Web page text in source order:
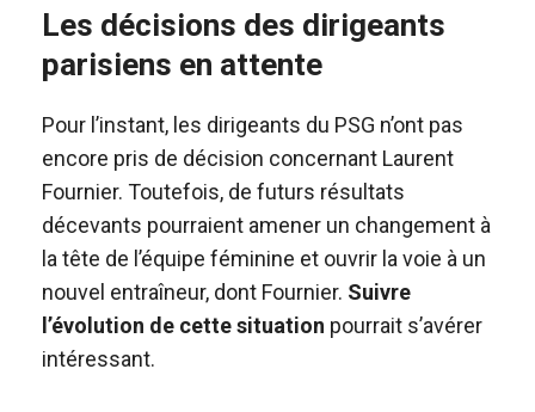
Les décisions des dirigeants
parisiens en attente
Pour l’instant, les dirigeants du PSG n’ont pas
encore pris de décision concernant Laurent
Fournier. Toutefois, de futurs résultats
décevants pourraient amener un changement à
la tête de l’équipe féminine et ouvrir la voie à un
nouvel entraîneur, dont Fournier. Suivre
l’évolution de cette situation pourrait s’avérer
intéressant.